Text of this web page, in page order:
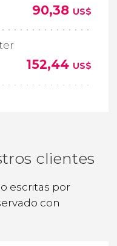
90,38 US$
152,44 US$
clientes
escritas por
con